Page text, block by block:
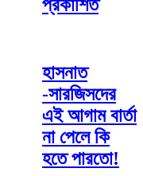
প্রকাশিত
হাসনাত
-সারজিসদের
এই আগাম বার্তা
না পেলে কি
হতে পারতো!